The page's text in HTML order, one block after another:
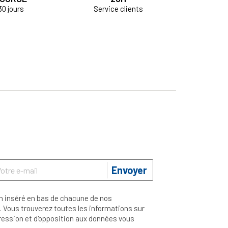
jours Service clients
Envoyer
en bas de chacune de nos
trouverez toutes les informations sur
et d'opposition aux données vous